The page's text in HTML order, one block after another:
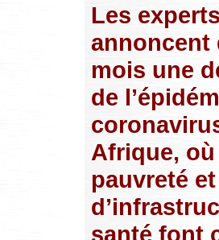
Les
annoncent
mois une
de
Afrique,
pauvreté
santé font